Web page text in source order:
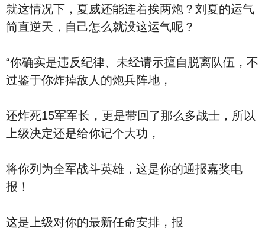
就这情况下，夏威还能连着挨两炮？刘夏的运气
简直逆天，自己怎么就没这运气呢？
“你确实是违反纪律、未经请示擅自脱离队伍，不
过鉴于你炸掉敌人的炮兵阵地，
还炸死15军军长，更是带回了那么多战士，所以
上级决定还是给你记个大功，
将你列为全军战斗英雄，这是你的通报嘉奖电
报！
这是上级对你的最新任命安排，报